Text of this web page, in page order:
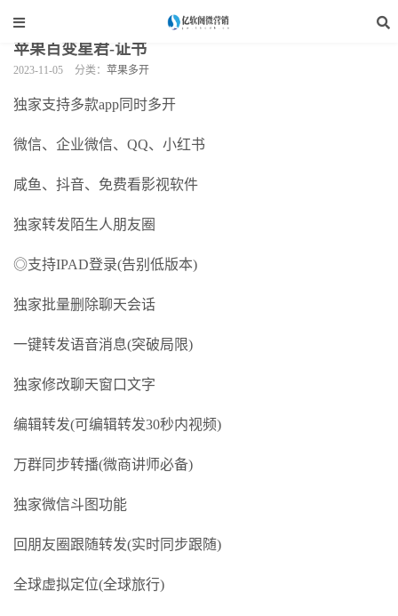
当前位置： 手机软件 > 苹果多开
苹果百变星君-证书
2023-11-05 分类： 苹果多开
独家支持多款app同时多开
微信、企业微信、QQ、小红书
咸鱼、抖音、免费看影视软件
独家转发陌生人朋友圈
◎支持IPAD登录(告别低版本)
独家批量删除聊天会话
一键转发语音消息(突破局限)
独家修改聊天窗口文字
编辑转发(可编辑转发30秒内视频)
万群同步转播(微商讲师必备)
独家微信斗图功能
回朋友圈跟随转发(实时同步跟随)
全球虚拟定位(全球旅行)